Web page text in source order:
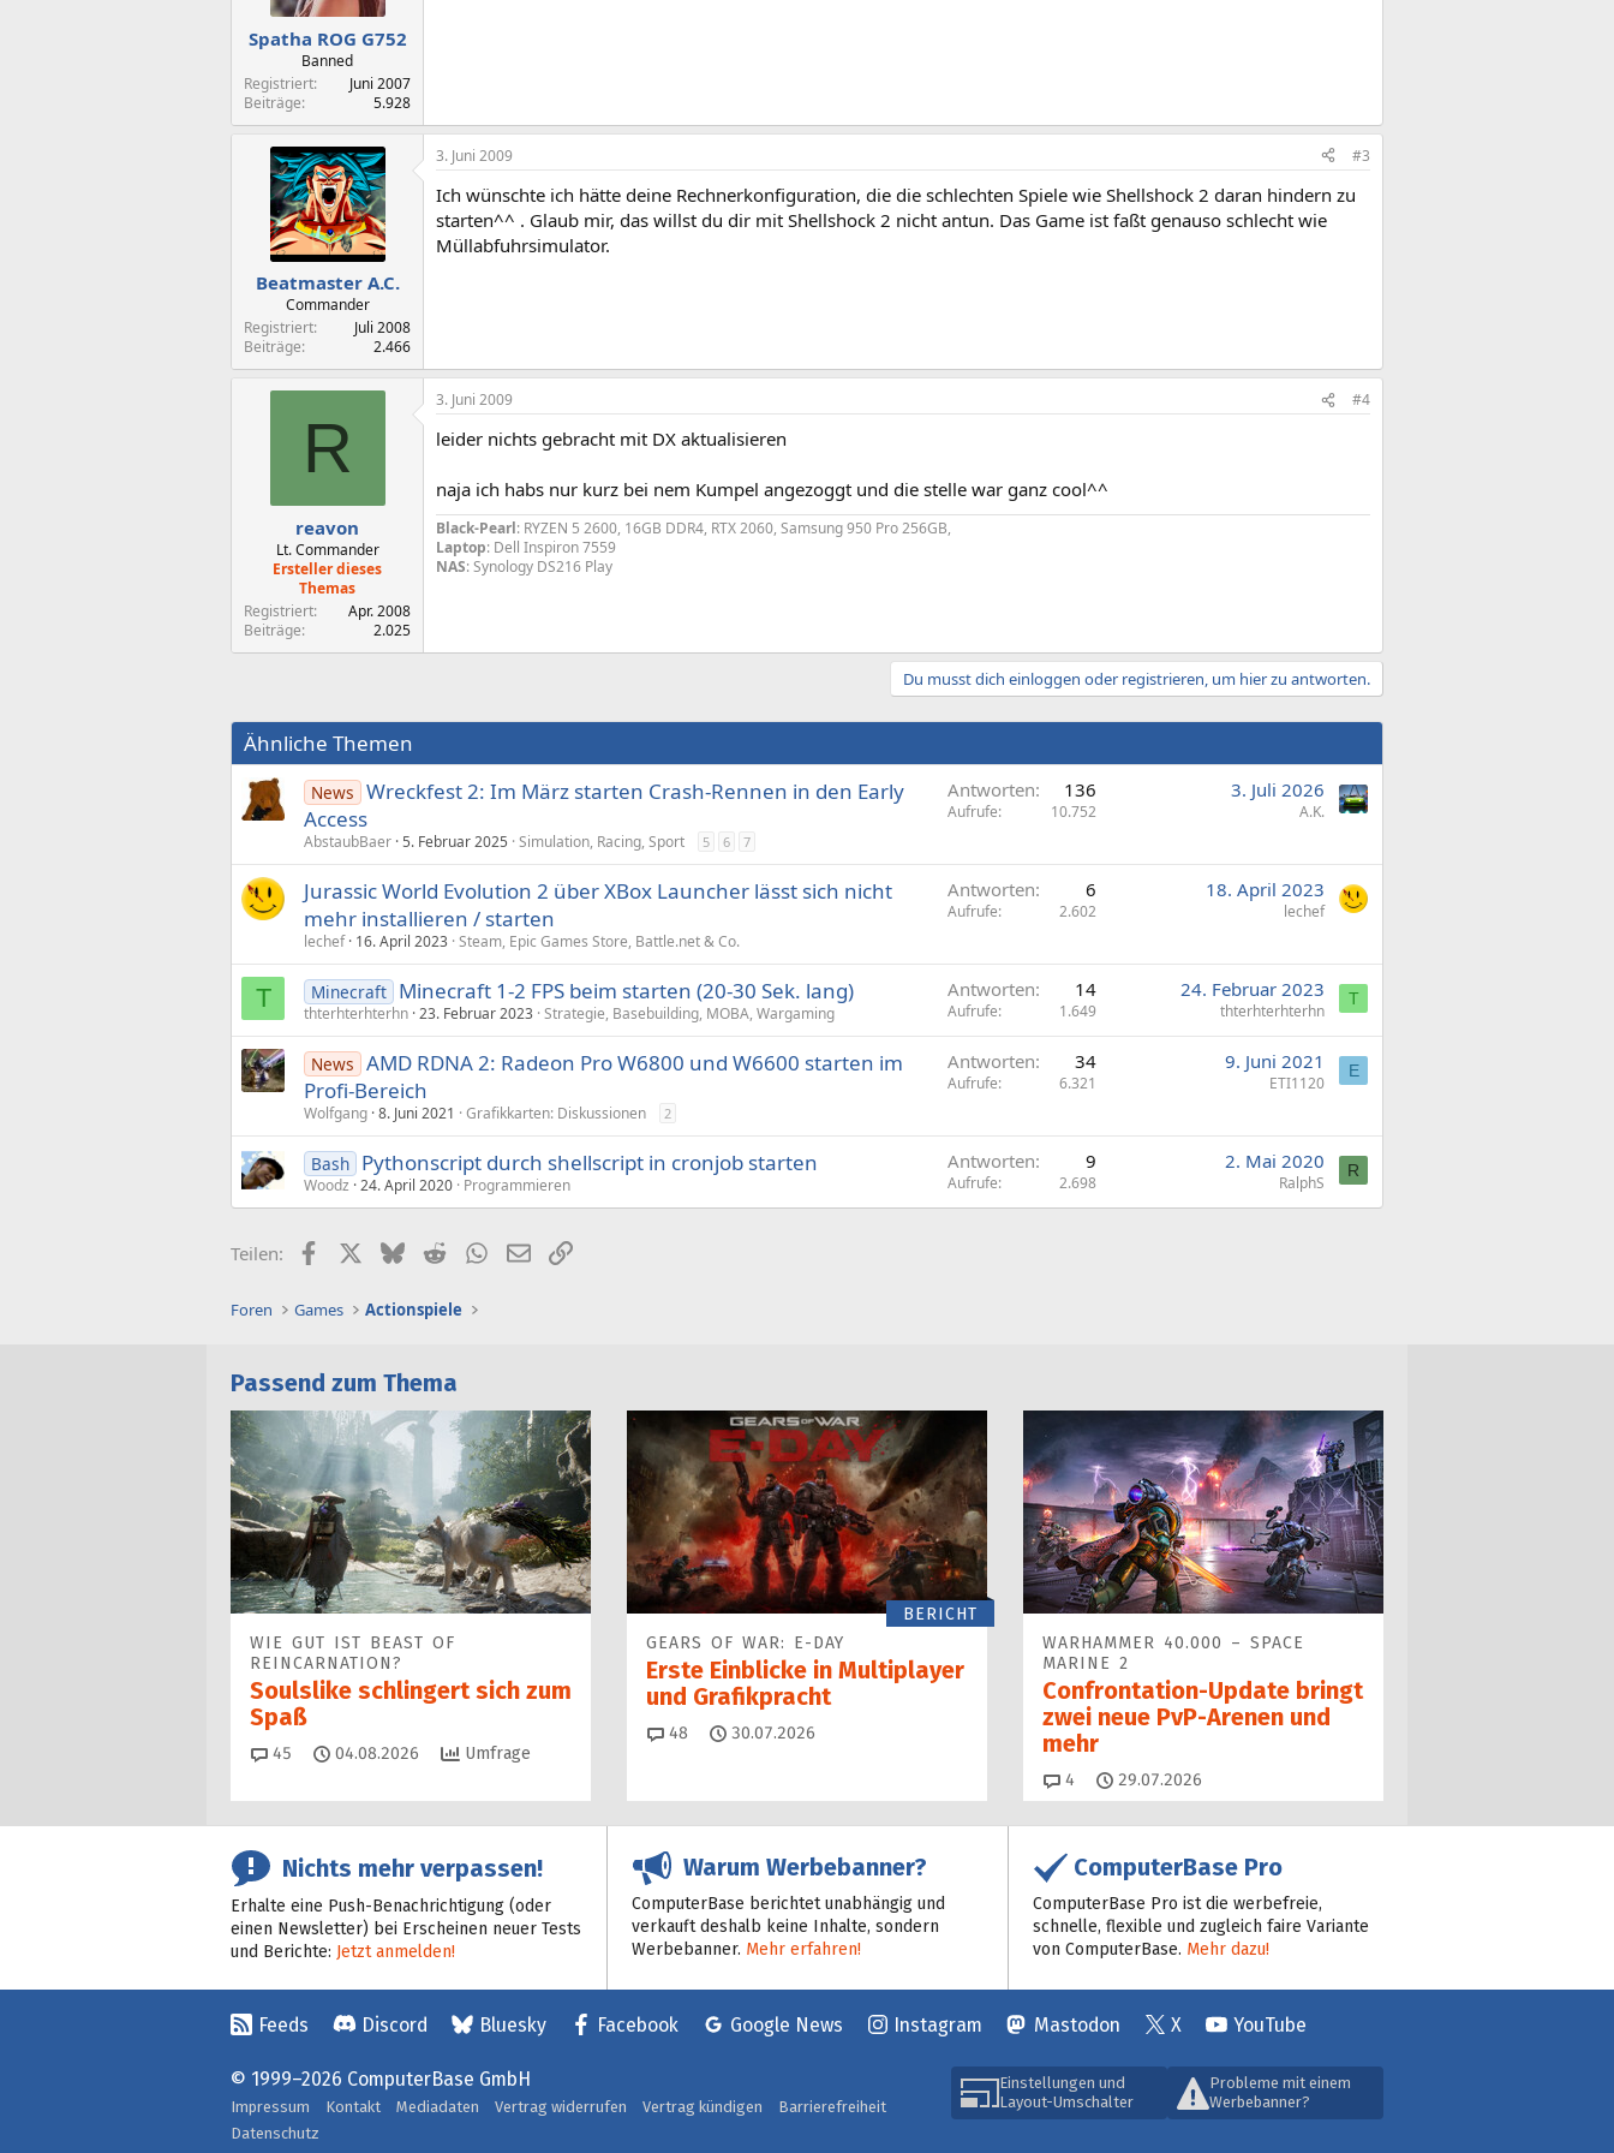
Spatha ROG G752
Banned
Registriert
Juni 2007
Beiträge
5.928
Beatmaster A.C.
Commander
Registriert
Juli 2008
Beiträge
2.466
3. Juni 2009 #3
Ich wünschte ich hätte deine Rechnerkonfiguration, die die schlechten Spiele wie Shellshock 2 daran hindern zu
starten^^ . Glaub mir, das willst du dir mit Shellshock 2 nicht antun. Das Game ist faßt genauso schlecht wie
Müllabfuhrsimulator.
R
reavon
Lt. Commander
Ersteller dieses
Themas
Registriert
Apr. 2008
Beiträge
2.025
3. Juni 2009 #4
leider nichts gebracht mit DX aktualisieren
naja ich habs nur kurz bei nem Kumpel angezoggt und die stelle war ganz cool^^
Black-Pearl: RYZEN 5 2600, 16GB DDR4, RTX 2060, Samsung 950 Pro 256GB,
Laptop: Dell Inspiron 7559
NAS: Synology DS216 Play
Du musst dich einloggen oder registrieren, um hier zu antworten.
Ähnliche Themen
News Wreckfest 2: Im März starten Crash-Rennen in den Early
Access
AbstaubBaer 5. Februar 2025 Simulation, Racing, Sport 5 6 7
Antworten 136
Aufrufe 10.752
3. Juli 2026
A.K.
Jurassic World Evolution 2 über XBox Launcher lässt sich nicht
mehr installieren / starten
lechef 16. April 2023 Steam, Epic Games Store, Battle.net & Co.
Antworten 6
Aufrufe 2.602
18. April 2023
lechef
T Minecraft Minecraft 1-2 FPS beim starten (20-30 Sek. lang)
thterhterhterhn 23. Februar 2023 Strategie, Basebuilding, MOBA, Wargaming
Antworten 14
Aufrufe 1.649
24. Februar 2023
thterhterhterhn
T
News AMD RDNA 2: Radeon Pro W6800 und W6600 starten im
Profi-Bereich
Wolfgang 8. Juni 2021 Grafikkarten: Diskussionen 2
Antworten 34
Aufrufe 6.321
9. Juni 2021
ETI1120
E
Bash Pythonscript durch shellscript in cronjob starten
Woodz 24. April 2020 Programmieren
Antworten 9
Aufrufe 2.698
2. Mai 2020
RalphS
R
Teilen: FacebookX (Twitter)
BlueskyRedditWhatsApp
E-MailLink
Foren Games Actionspiele
Passend zum Thema
WIE GUT IST BEAST OF
REINCARNATION?
Soulslike schlingert sich zum
Spaß
45 Kommentare
04.08.2026 Umfrage
BERICHT
GEARS OF WAR: E-DAY
Erste Einblicke in Multiplayer
und Grafikpracht
48 Kommentare
30.07.2026
WARHAMMER 40.000 – SPACE
MARINE 2
Confrontation-Update bringt
zwei neue PvP-Arenen und
mehr
4 Kommentare
29.07.2026
Nichts mehr verpassen!
Erhalte eine Push-Benachrichtigung (oder
einen Newsletter) bei Erscheinen neuer Tests
und Berichte: Jetzt anmelden!
Warum Werbebanner?
ComputerBase berichtet unabhängig und
verkauft deshalb keine Inhalte, sondern
Werbebanner. Mehr erfahren!
ComputerBase Pro
ComputerBase Pro ist die werbefreie,
schnelle, flexible und zugleich faire Variante
von ComputerBase. Mehr dazu!
Feeds Discord Bluesky Facebook Google News Instagram Mastodon X YouTube
Einstellungen und
Layout-Umschalter
Probleme mit einem
Werbebanner?
© 1999–2026 ComputerBase GmbH
Impressum Kontakt Mediadaten Vertrag widerrufen Vertrag kündigen
Barrierefreiheit
Datenschutz